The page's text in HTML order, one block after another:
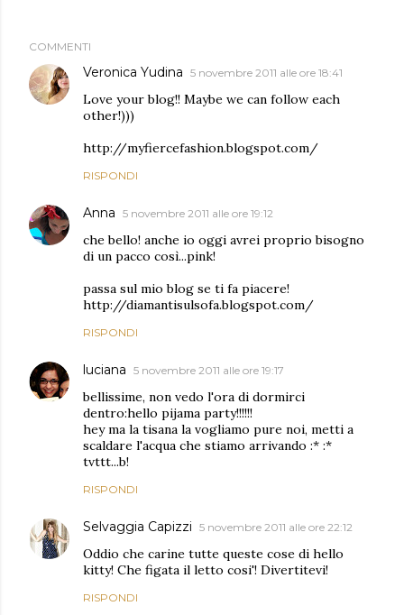
COMMENTI
Veronica Yudina 5 novembre 2011 alle ore 18:41
Love your blog!! Maybe we can follow each
other!)))
http://myfiercefashion.blogspot.com/
RISPONDI
Anna 5 novembre 2011 alle ore 19:12
che bello! anche io oggi avrei proprio bisogno
di un pacco così...pink!
passa sul mio blog se ti fa piacere!
http://diamantisulsofa.blogspot.com/
RISPONDI
luciana 5 novembre 2011 alle ore 19:17
bellissime, non vedo l'ora di dormirci
dentro:hello pijama party!!!!!!
hey ma la tisana la vogliamo pure noi, metti a
scaldare l'acqua che stiamo arrivando :* :*
tvttt...b!
RISPONDI
Selvaggia Capizzi 5 novembre 2011 alle ore 22:12
Oddio che carine tutte queste cose di hello
kitty! Che figata il letto cosi'! Divertitevi!
RISPONDI